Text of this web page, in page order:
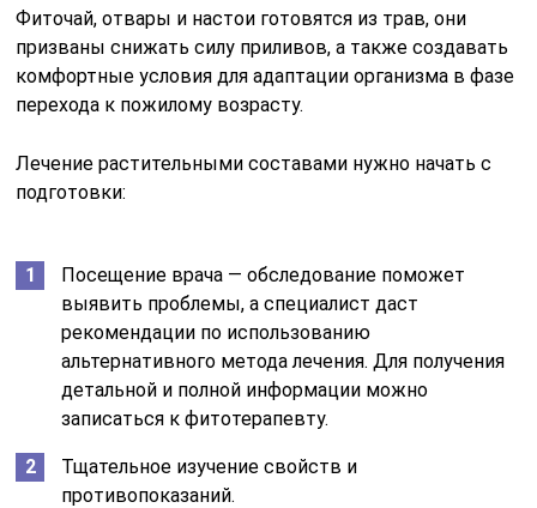
Фиточай, отвары и настои готовятся из трав, они
призваны снижать силу приливов, а также создавать
комфортные условия для адаптации организма в фазе
перехода к пожилому возрасту.
Лечение растительными составами нужно начать с
подготовки:
Посещение врача — обследование поможет
выявить проблемы, а специалист даст
рекомендации по использованию
альтернативного метода лечения. Для получения
детальной и полной информации можно
записаться к фитотерапевту.
Тщательное изучение свойств и
противопоказаний.